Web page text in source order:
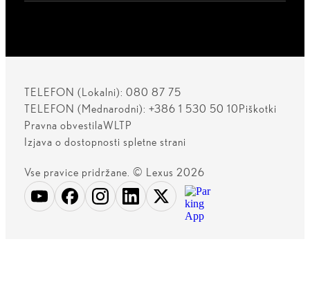
TELEFON (Lokalni): 080 87 75
TELEFON (Mednarodni): +386 1 530 50 10Piškotki
Pravna obvestilaWLTP
Izjava o dostopnosti spletne strani
Vse pravice pridržane. © Lexus 2026